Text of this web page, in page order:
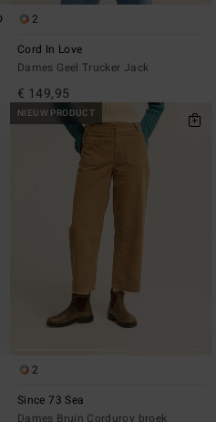
2
Cord In Love
Dames Geel Trucker Jack
€ 149,95
NIEUW PRODUCT
2
Since 73 Sea
Dames Bruin Corduroy broek